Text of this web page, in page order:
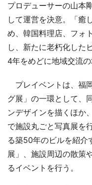
プロデューサーの山本
して運営を決意。「癒
め、韓国料理店、フォ
し、新たに老朽化した
4年をめどに地域交流
プレイベントは、福
グ展」の一環として、
ンデザインを描くほか
で施設丸ごと写真展を
る築50年のビルを紹介
展」、施設周辺の散策
るイベントを行う。